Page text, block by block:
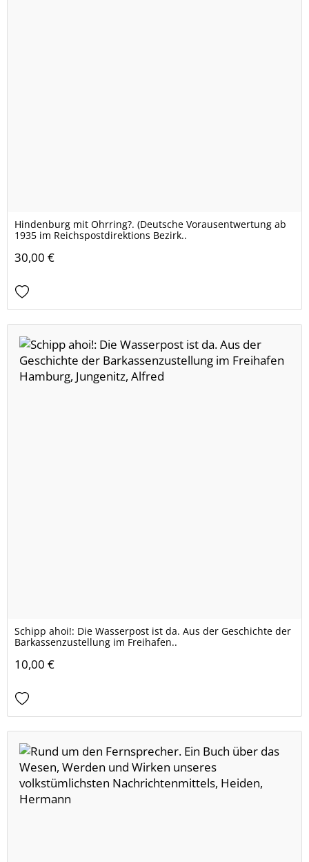
Hindenburg mit Ohrring?. (Deutsche Vorausentwertung ab
1935 im Reichspostdirektions Bezirk..
30,00 €
Schipp ahoi!: Die Wasserpost ist da. Aus der Geschichte der
Barkassenzustellung im Freihafen..
10,00 €